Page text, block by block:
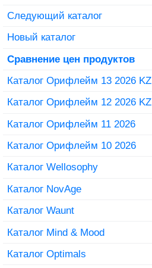
Следующий каталог
Новый каталог
Сравнение цен продуктов
Каталог Орифлейм 13 2026 KZ
Каталог Орифлейм 12 2026 KZ
Каталог Орифлейм 11 2026
Каталог Орифлейм 10 2026
Каталог Wellosophy
Каталог NovAge
Каталог Waunt
Каталог Mind & Mood
Каталог Optimals